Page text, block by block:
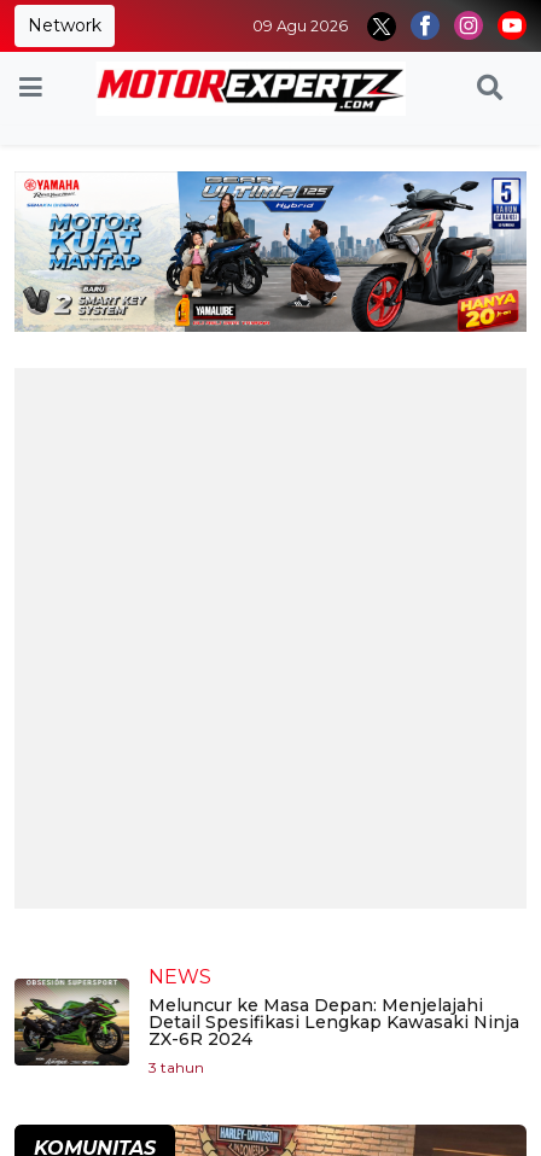
Network 09 Agu 2026
NEWS
Meluncur ke Masa Depan: Menjelajahi
Detail Spesifikasi Lengkap Kawasaki Ninja
ZX-6R 2024
3 tahun
KOMUNITAS